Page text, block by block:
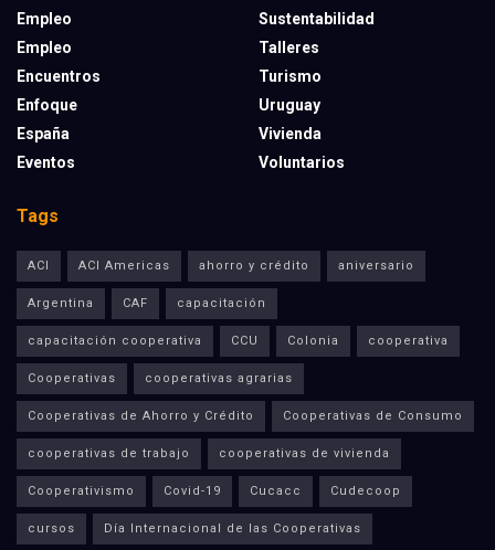
Empleo
Empleo
Encuentros
Enfoque
España
Eventos
Sustentabilidad
Talleres
Turismo
Uruguay
Vivienda
Voluntarios
Tags
ACI ACI Americas ahorro y crédito aniversario
Argentina CAF capacitación
capacitación cooperativa CCU Colonia cooperativa
Cooperativas cooperativas agrarias
Cooperativas de Ahorro y Crédito Cooperativas de Consumo
cooperativas de trabajo cooperativas de vivienda
Cooperativismo Covid-19 Cucacc Cudecoop
cursos Día Internacional de las Cooperativas